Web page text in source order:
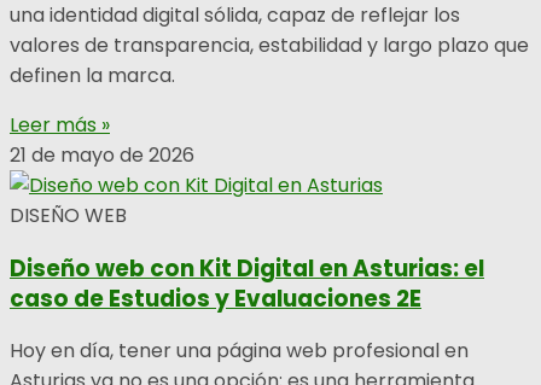
una identidad digital sólida, capaz de reflejar los
valores de transparencia, estabilidad y largo plazo que
definen la marca.
Leer más »
21 de mayo de 2026
DISEÑO WEB
Diseño web con Kit Digital en Asturias: el
caso de Estudios y Evaluaciones 2E
Hoy en día, tener una página web profesional en